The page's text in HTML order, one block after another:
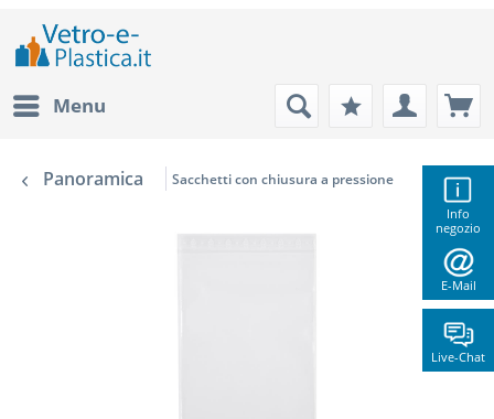
Info
negozio
E-Mail
Live-Chat
Menu
Panoramica Sacchetti con chiusura a pressione